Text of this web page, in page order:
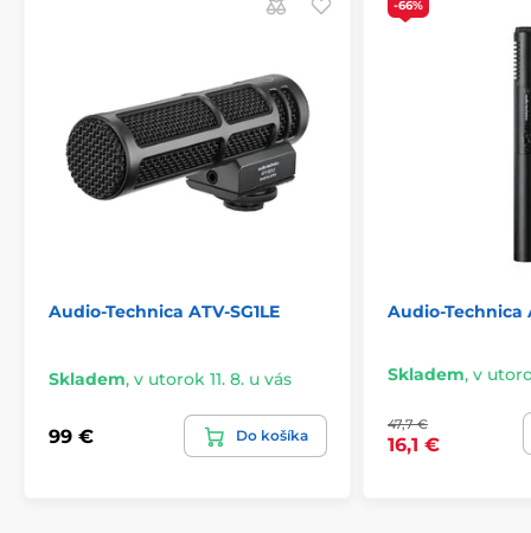
Audio-Technica ATV-SG1LE
Skladem, v utorok 11. 8. u vás
99 € Do košíka
-66%
Audio-Technica
Skladem, v
47,7 €
16,1 €